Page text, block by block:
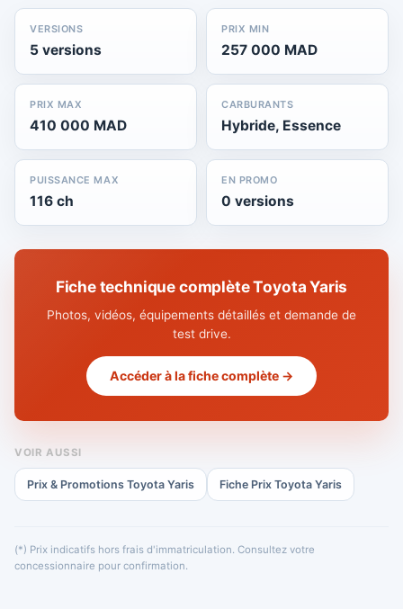
VERSIONS
5 versions
PRIX MIN
257 000 MAD
PRIX MAX
410 000 MAD
CARBURANTS
Hybride, Essence
PUISSANCE MAX
116 ch
EN PROMO
0 versions
Fiche technique complète Toyota Yaris
Photos, vidéos, équipements détaillés et demande de
test drive.
Accéder à la fiche complète →
VOIR AUSSI
Prix & Promotions Toyota Yaris Fiche Prix Toyota Yaris
(*) Prix indicatifs hors frais d'immatriculation. Consultez votre
concessionnaire pour confirmation.